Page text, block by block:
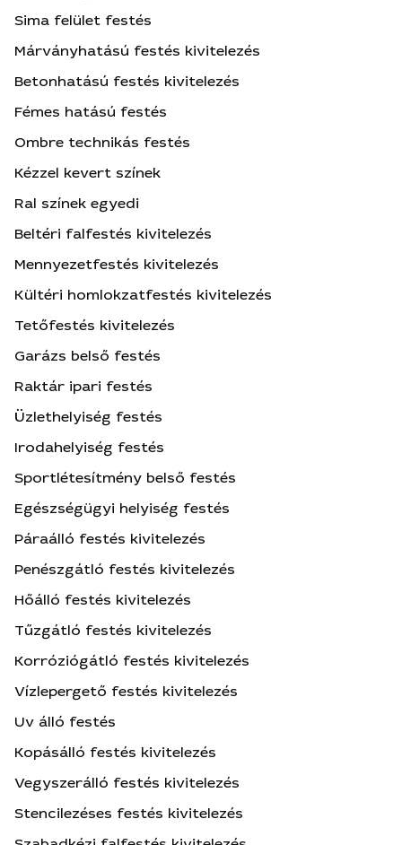
Sima felület festés
Márványhatású festés kivitelezés
Betonhatású festés kivitelezés
Fémes hatású festés
Ombre technikás festés
Kézzel kevert színek
Ral színek egyedi
Beltéri falfestés kivitelezés
Mennyezetfestés kivitelezés
Kültéri homlokzatfestés kivitelezés
Tetőfestés kivitelezés
Garázs belső festés
Raktár ipari festés
Üzlethelyiség festés
Irodahelyiség festés
Sportlétesítmény belső festés
Egészségügyi helyiség festés
Páraálló festés kivitelezés
Penészgátló festés kivitelezés
Hőálló festés kivitelezés
Tűzgátló festés kivitelezés
Korróziógátló festés kivitelezés
Vízlepergető festés kivitelezés
Uv álló festés
Kopásálló festés kivitelezés
Vegyszerálló festés kivitelezés
Stencilezéses festés kivitelezés